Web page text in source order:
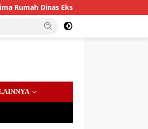
Eks Bioskop Ria Dibongkar